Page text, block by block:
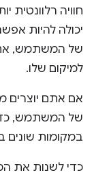
חוויה
יכולה להיות
של המשתמש,
למיקום שלו.
אם אתם
של המשתמש,
במקומות שונים
כדי לשנות את